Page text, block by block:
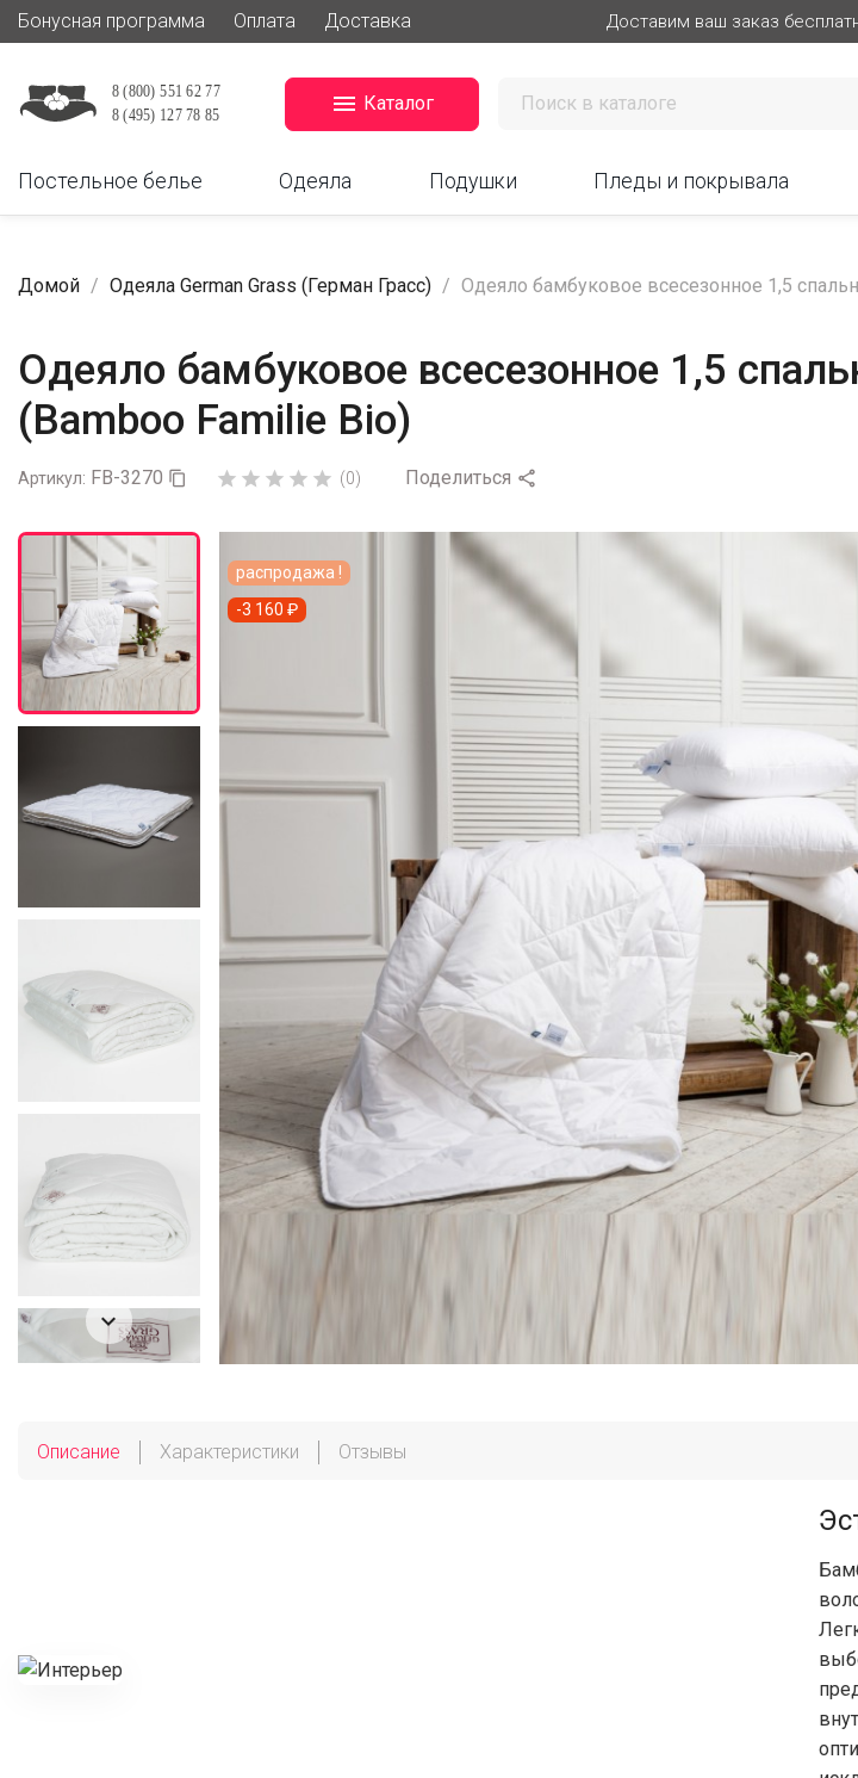
Бонусная программа Оплата Доставка Доставим ваш заказ
 Каталог
Постельное белье Одеяла Подушки Пледы и покрывала
Домой Одеяла German Grass (Герман Грасс) Одеяло бамбуковое всесезонное 1,5
Одеяло бамбуковое всесезонное 1,5
(Bamboo Familie Bio)
Артикул: FB-3270       (0) Поделиться 

распродажа !
-3 160 ₽
Описание Характеристики Отзывы